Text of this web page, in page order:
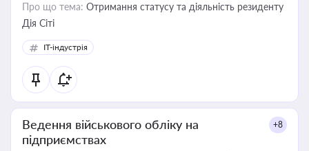
Про що тема: Отримання статусу та діяльність резиденту
Дія Сіті
IT-індустрія
Ведення військового обліку на
підприємствах
+8